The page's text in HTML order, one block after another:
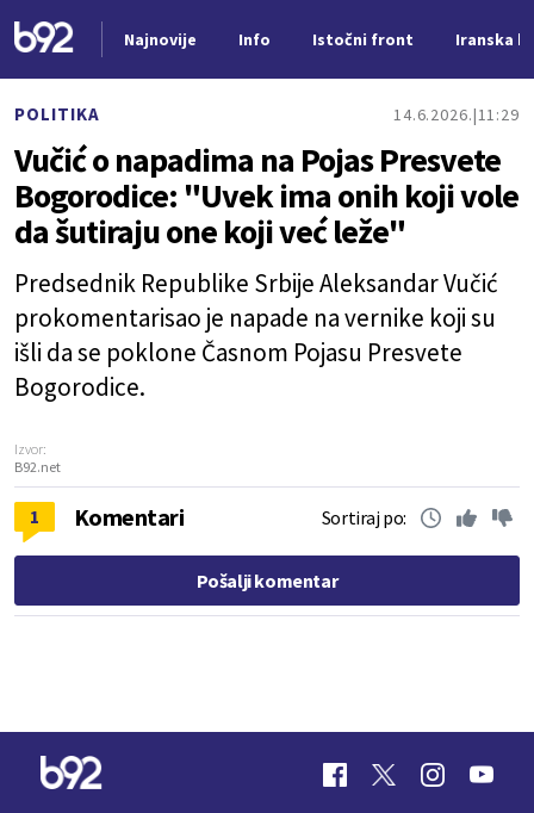
Najnovije Info Istočni front Iranska
POLITIKA 14.6.2026. 11:29
Vučić o napadima na Pojas Presvete
Bogorodice: "Uvek ima onih koji vole
da šutiraju one koji već leže"
Predsednik Republike Srbije Aleksandar Vučić
prokomentarisao je napade na vernike koji su
išli da se poklone Časnom Pojasu Presvete
Bogorodice.
Izvor:
B92.net
1 Komentari Sortiraj po:
Pošalji komentar